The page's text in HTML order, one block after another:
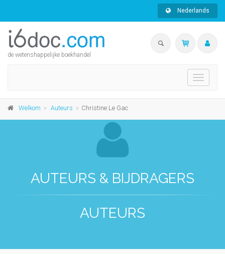
Nederlands
de wetenshappelijke boekhandel
Toggle
Welkom Auteurs Christine Le Gac
AUTEURS & BIJDRAGERS
AUTEURS